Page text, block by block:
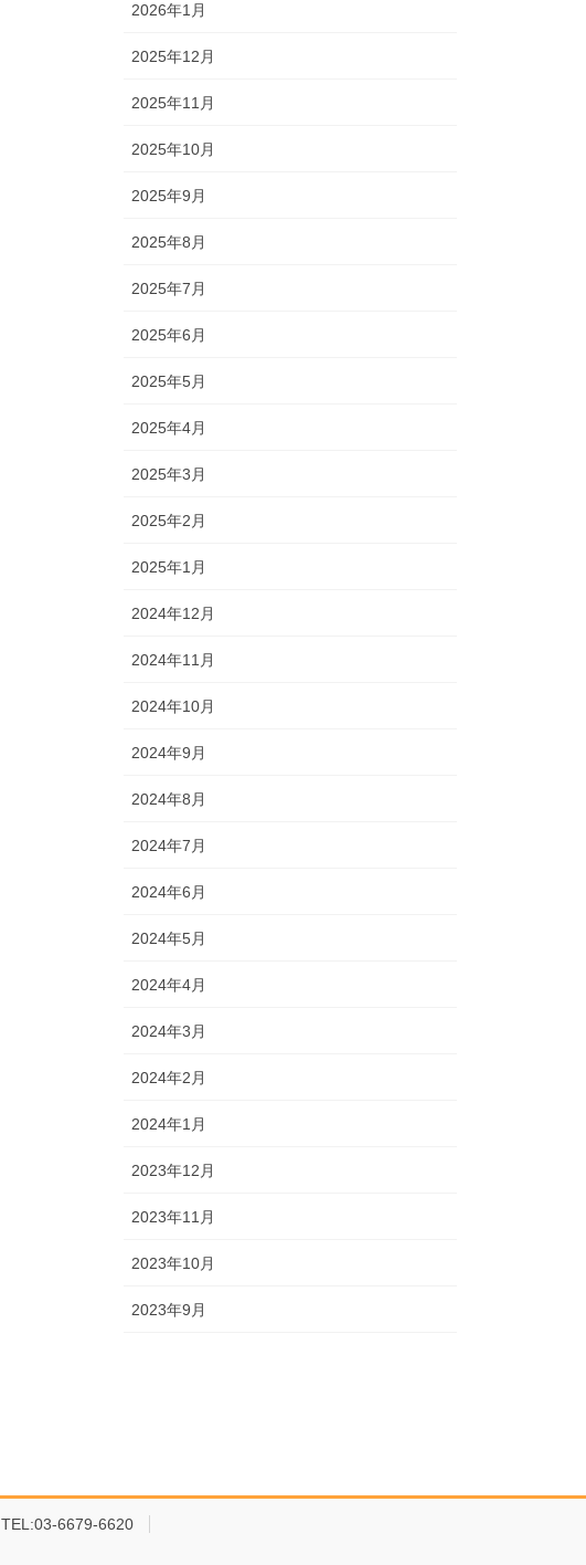
2026年1月
2025年12月
2025年11月
2025年10月
2025年9月
2025年8月
2025年7月
2025年6月
2025年5月
2025年4月
2025年3月
2025年2月
2025年1月
2024年12月
2024年11月
2024年10月
2024年9月
2024年8月
2024年7月
2024年6月
2024年5月
2024年4月
2024年3月
2024年2月
2024年1月
2023年12月
2023年11月
2023年10月
2023年9月
TEL:03-6679-6620